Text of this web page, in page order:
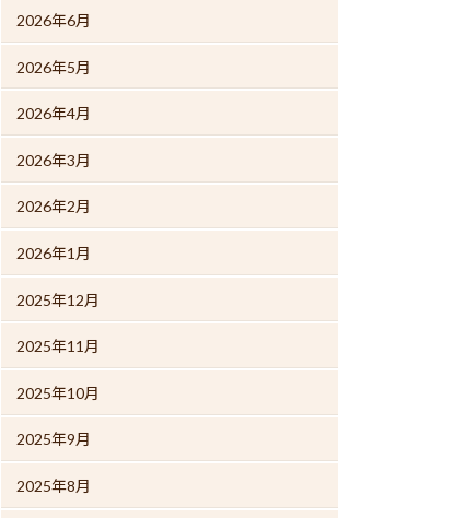
2026年6月
2026年5月
2026年4月
2026年3月
2026年2月
2026年1月
2025年12月
2025年11月
2025年10月
2025年9月
2025年8月